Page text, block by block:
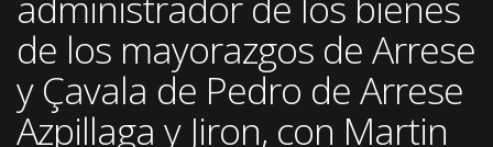
de los mayorazgos de Arrese
y Çavala de Pedro de Arrese
Azpillaga y Jiron, con Martin